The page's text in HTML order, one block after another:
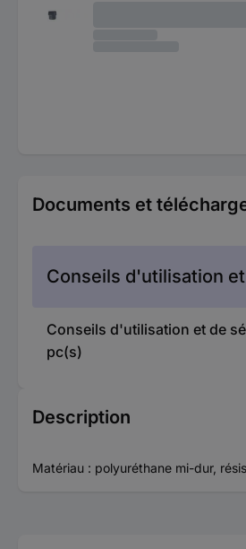
Documents et
Conseils d'utilisation
Conseils d'utilisation et de
pc(s)
Description
Matériau : polyuréthane mi-dur,